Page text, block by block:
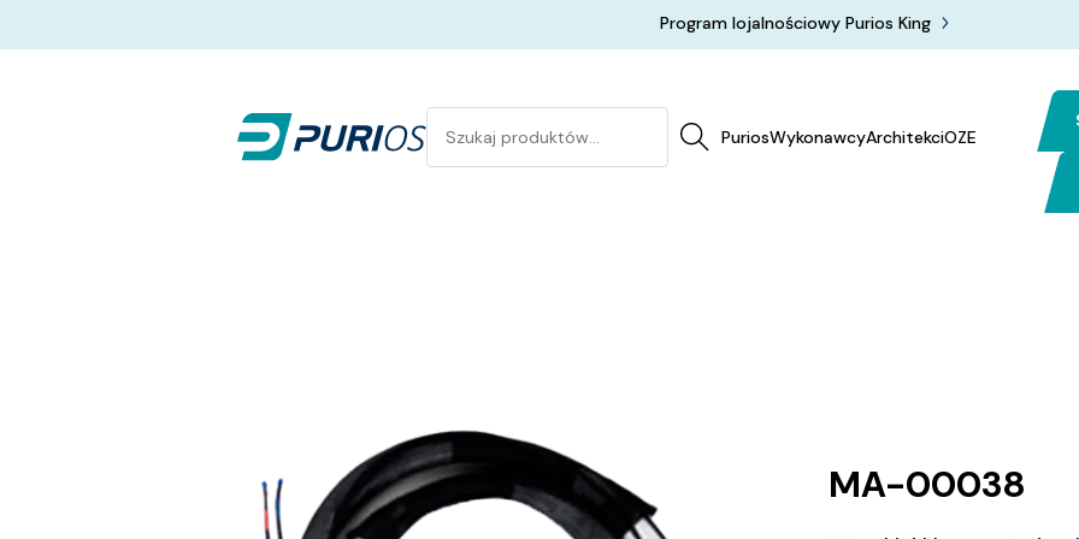
Informacja Opis HTML
Program lojalnościowy Purios King
PuriosWykonawcyArchitekciOZE
MA-00038